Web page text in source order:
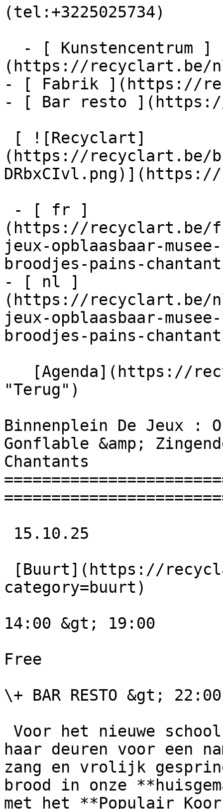
(tel:+3225025734)
(https://recyclart.be/
- [ Fabrik ](https://
- [ Bar resto
(https://recyclart.be/
(https://recyclart.be/
jeux-opblaasbaar-
broodjes-pains-
- [ nl ]
(https://recyclart.be/
jeux-opblaasbaar-
broodjes-pains-
"Terug")
Binnenplein De Jeux :
Gonflable &amp;
Chantants
category=buurt)
14:00 &gt; 19:00
Free
\+ BAR RESTO &gt;
haar deuren voor een
zang en vrolijk
brood in onze
met het **Populair